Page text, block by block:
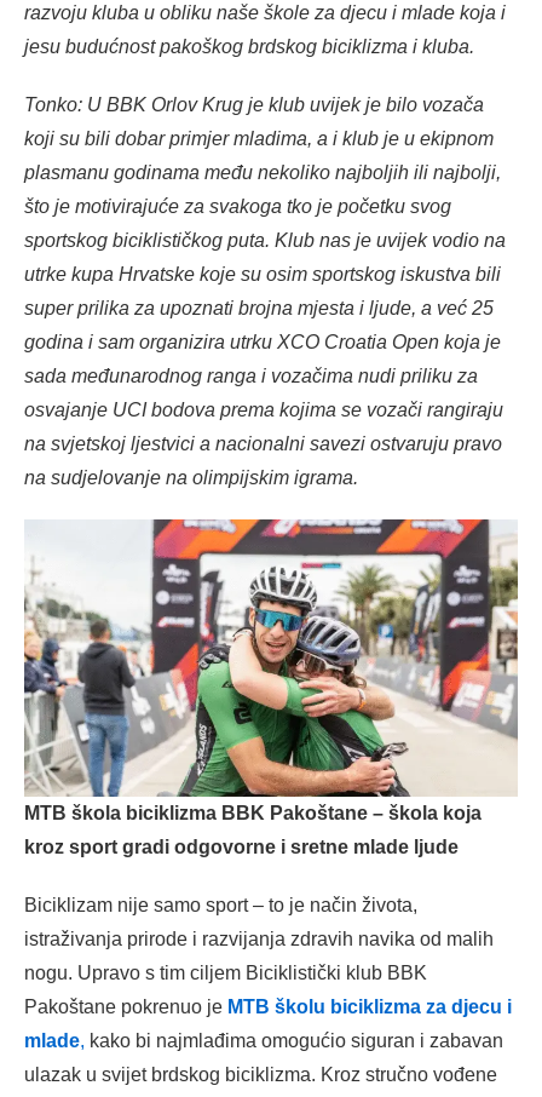
razvoju kluba u obliku naše škole za djecu i mlade koja i
jesu budućnost pakoškog brdskog biciklizma i kluba.
Tonko: U BBK Orlov Krug je klub uvijek je bilo vozača
koji su bili dobar primjer mladima, a i klub je u ekipnom
plasmanu godinama među nekoliko najboljih ili najbolji,
što je motivirajuće za svakoga tko je početku svog
sportskog biciklističkog puta. Klub nas je uvijek vodio na
utrke kupa Hrvatske koje su osim sportskog iskustva bili
super prilika za upoznati brojna mjesta i ljude, a već 25
godina i sam organizira utrku XCO Croatia Open koja je
sada međunarodnog ranga i vozačima nudi priliku za
osvajanje UCI bodova prema kojima se vozači rangiraju
na svjetskoj ljestvici a nacionalni savezi ostvaruju pravo
na sudjelovanje na olimpijskim igrama.
MTB škola biciklizma BBK Pakoštane – škola koja
kroz sport gradi odgovorne i sretne mlade ljude
Biciklizam nije samo sport – to je način života,
istraživanja prirode i razvijanja zdravih navika od malih
nogu. Upravo s tim ciljem Biciklistički klub BBK
Pakoštane pokrenuo je MTB školu biciklizma za djecu i
mlade, kako bi najmlađima omogućio siguran i zabavan
ulazak u svijet brdskog biciklizma. Kroz stručno vođene